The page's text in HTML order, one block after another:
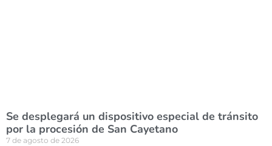
Se desplegará un dispositivo especial de tránsito
por la procesión de San Cayetano
7 de agosto de 2026